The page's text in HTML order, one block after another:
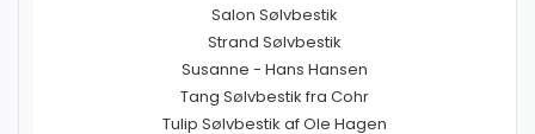
Salon Sølvbestik
Strand Sølvbestik
Susanne - Hans Hansen
Tang Sølvbestik fra Cohr
Tulip Sølvbestik af Ole Hagen